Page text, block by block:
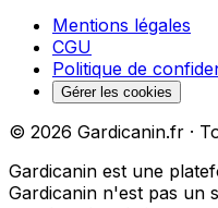
Mentions légales
CGU
Politique de
Gérer les cookies
© 2026 Gardicanin.fr ·
Gardicanin est une
Gardicanin n'est pas un